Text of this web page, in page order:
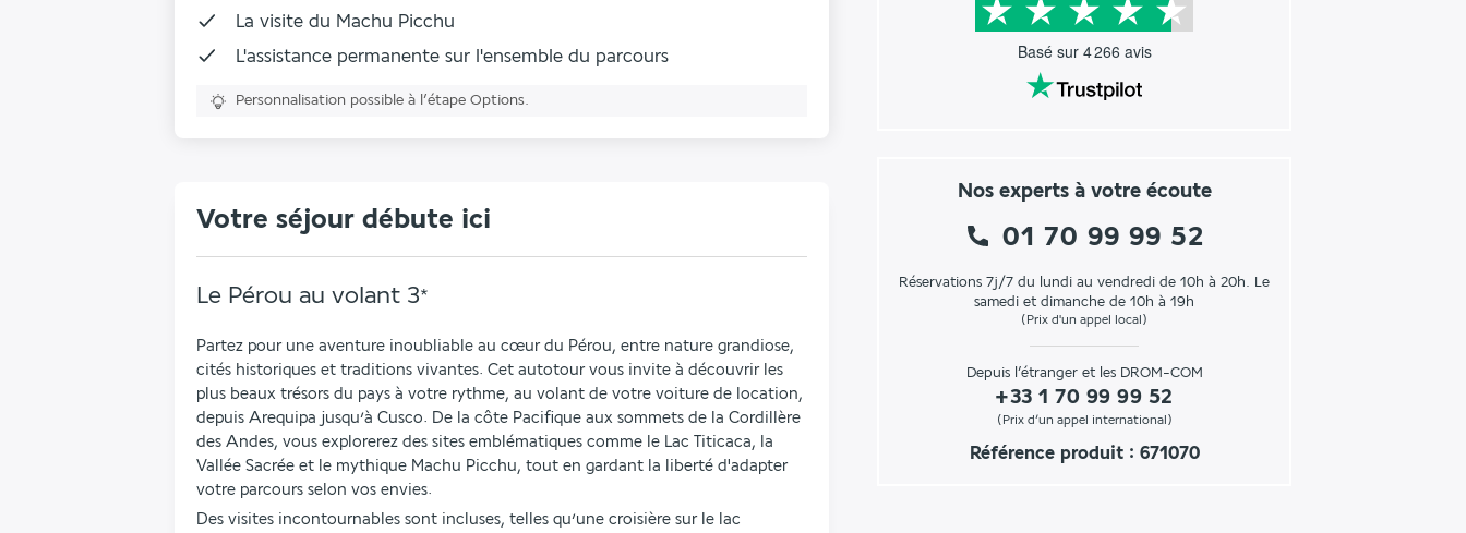
Basé sur 4 266 avis
Nos experts à votre écoute
01 70 99 99 52
Réservations 7j/7 du lundi au vendredi de 10h à 20h. Le
samedi et dimanche de 10h à 19h
(Prix d'un appel local)
Depuis l’étranger et les DROM-COM
+33 1 70 99 99 52
(Prix d’un appel international)
Référence produit : 671070
La visite du Machu Picchu
L'assistance permanente sur l'ensemble du parcours
Personnalisation possible à l’étape Options.
Votre séjour débute ici
Le Pérou au volant 3*
Partez pour une aventure inoubliable au cœur du Pérou, entre nature grandiose,
cités historiques et traditions vivantes. Cet autotour vous invite à découvrir les
plus beaux trésors du pays à votre rythme, au volant de votre voiture de location,
depuis Arequipa jusqu’à Cusco. De la côte Pacifique aux sommets de la Cordillère
des Andes, vous explorerez des sites emblématiques comme le Lac Titicaca, la
Vallée Sacrée et le mythique Machu Picchu, tout en gardant la liberté d'adapter
votre parcours selon vos envies.
Des visites incontournables sont incluses, telles qu’une croisière sur le lac